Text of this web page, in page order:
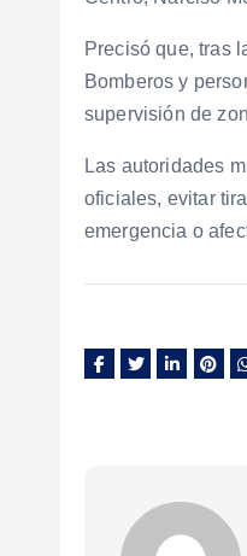
Precisó que, tras
Bomberos y
supervisión de
Las autoridades
oficiales, evitar
emergencia o